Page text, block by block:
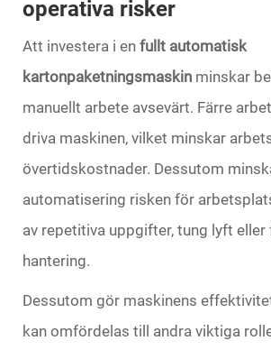
operativa risker
Att investera i en fullt automatisk
kartonpaketningsmaskin minskar
manuellt arbete avsevärt. Färre
driva maskinen, vilket minskar
övertidskostnader. Dessutom
automatisering risken för
av repetitiva uppgifter, tung lyft eller
hantering.
Dessutom gör maskinens
kan omfördelas till andra viktiga